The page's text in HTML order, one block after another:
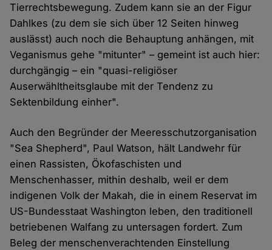
Tierrechtsbewegung. Zudem kann sie an der Figur
Dahlkes (zu dem sie sich über 12 Seiten hinweg
auslässt) auch noch die Behauptung anhängen, mit
Veganismus gehe "mitunter" – gemeint ist auch hier:
durchgängig – ein "quasi-religiöser
Auserwähltheitsglaube mit der Tendenz zu
Sektenbildung einher".
Auch den Begründer der Meeresschutzorganisation
"Sea Shepherd", Paul Watson, hält Landwehr für
einen Rassisten, Ökofaschisten und
Menschenhasser, mithin deshalb, weil er dem
indigenen Volk der Makah, die in einem Reservat im
US-Bundesstaat Washington leben, den traditionell
betriebenen Walfang zu untersagen fordert. Zum
Beleg der menschenverachtenden Einstellung